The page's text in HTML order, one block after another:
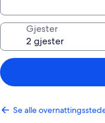
Gjester
Se alle